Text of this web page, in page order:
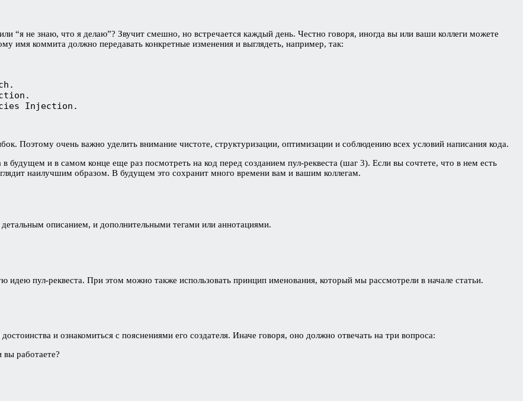
“я не знаю, что я делаю”? Звучит смешно, но встречается каждый день. Честно говоря, иногда вы или ваши коллеги можете
имя коммита должно передавать конкретные изменения и выглядеть, например, так:
Injection.
Поэтому очень важно уделить внимание чистоте, структуризации, оптимизации и соблюдению всех условий написания кода.
будущем и в самом конце еще раз посмотреть на код перед созданием пул-реквеста (шаг 3). Если вы сочтете, что в нем есть
наилучшим образом. В будущем это сохранит много времени вам и вашим коллегам.
описанием, и дополнительными тегами или аннотациями.
пул-реквеста. При этом можно также использовать принцип именования, который мы рассмотрели в начале статьи.
и ознакомиться с пояснениями его создателя. Иначе говоря, оно должно отвечать на три вопроса:
работаете?